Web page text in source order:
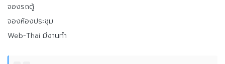
จองรถตู้
จองห้องประชุม
Web-Thai มีงานทำ